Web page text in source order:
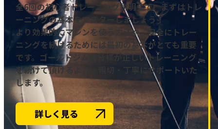
全6回の初心者トレーニング説明会で、まずはトレ
ーニングの基本をマスターしましょう！
より効果的にマシンを使う方法や、安全にトレー
ニングを続けるためには最初の基本がとても重要
です。ゴールドジムは皆様が正しいトレーニング
を続けて頂けるよう、親切・丁寧にサポートいた
します。
詳しく見る